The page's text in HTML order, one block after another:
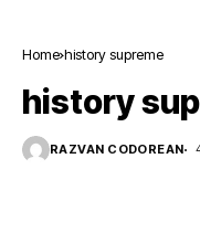
Home history supreme
history
RAZVAN CODOREAN